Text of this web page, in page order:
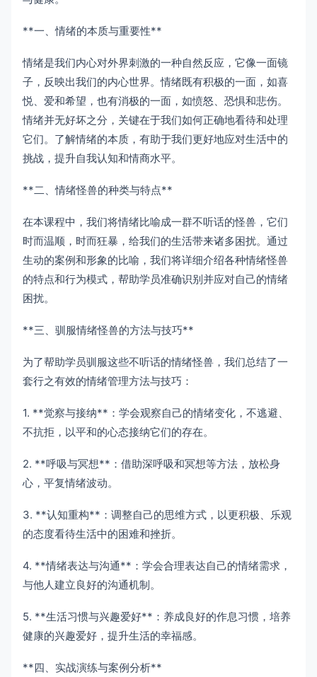
**一、情绪的本质与重要性**
情绪是我们内心对外界刺激的一种自然反应，它像一面镜
子，反映出我们的内心世界。情绪既有积极的一面，如喜
悦、爱和希望，也有消极的一面，如愤怒、恐惧和悲伤。
情绪并无好坏之分，关键在于我们如何正确地看待和处理
它们。了解情绪的本质，有助于我们更好地应对生活中的
挑战，提升自我认知和情商水平。
**二、情绪怪兽的种类与特点**
在本课程中，我们将情绪比喻成一群不听话的怪兽，它们
时而温顺，时而狂暴，给我们的生活带来诸多困扰。通过
生动的案例和形象的比喻，我们将详细介绍各种情绪怪兽
的特点和行为模式，帮助学员准确识别并应对自己的情绪
困扰。
**三、驯服情绪怪兽的方法与技巧**
为了帮助学员驯服这些不听话的情绪怪兽，我们总结了一
套行之有效的情绪管理方法与技巧：
1. **觉察与接纳**：学会观察自己的情绪变化，不逃避、
不抗拒，以平和的心态接纳它们的存在。
2. **呼吸与冥想**：借助深呼吸和冥想等方法，放松身
心，平复情绪波动。
3. **认知重构**：调整自己的思维方式，以更积极、乐观
的态度看待生活中的困难和挫折。
4. **情绪表达与沟通**：学会合理表达自己的情绪需求，
与他人建立良好的沟通机制。
5. **生活习惯与兴趣爱好**：养成良好的作息习惯，培养
健康的兴趣爱好，提升生活的幸福感。
**四、实战演练与案例分析**